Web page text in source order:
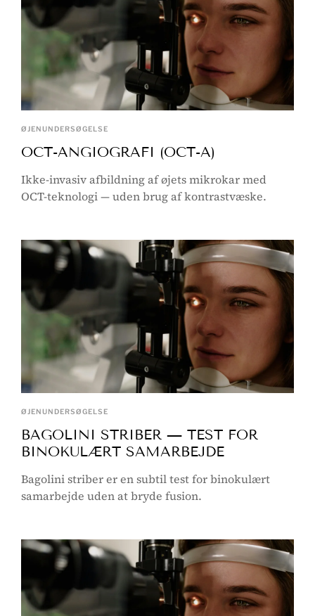
ØJENUNDERSØGELSE
OCT-ANGIOGRAFI (OCT-A)
Ikke-invasiv afbildning af øjets mikrokar med
OCT-teknologi — uden brug af kontrastvæske.
ØJENUNDERSØGELSE
BAGOLINI STRIBER — TEST FOR
BINOKULÆRT SAMARBEJDE
Bagolini striber er en subtil test for binokulært
samarbejde uden at bryde fusion.